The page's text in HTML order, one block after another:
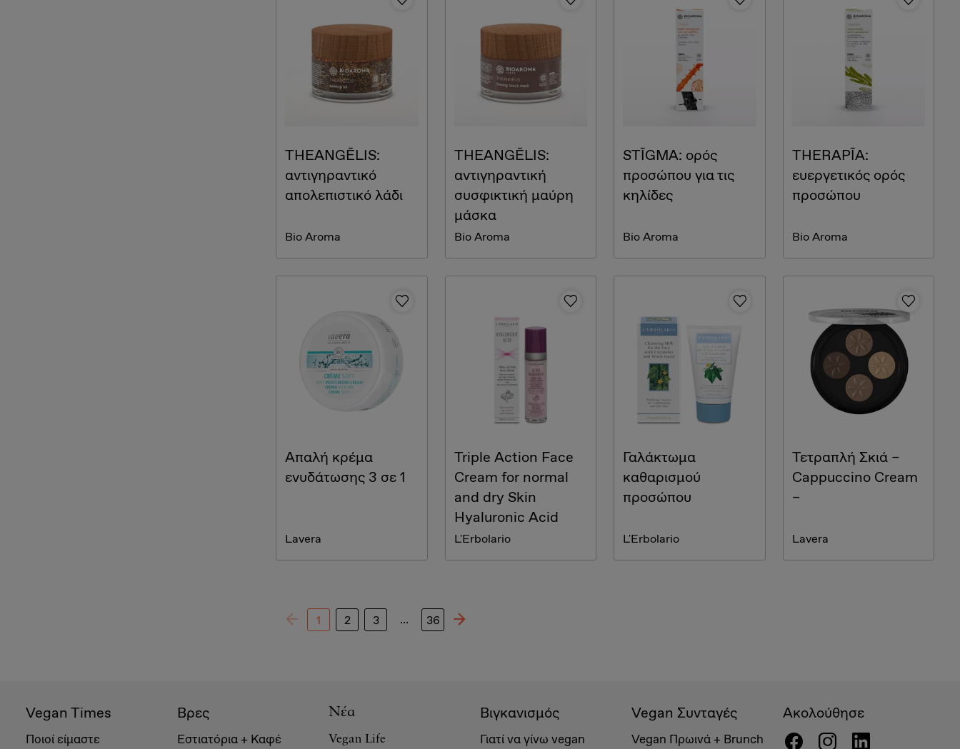
THEANGĒLIS:
αντιγηραντικό
απολεπιστικό λάδι
Bio Aroma
THEANGĒLIS:
αντιγηραντική
συσφικτική μαύρη
μάσκα
Bio Aroma
STĪGMA: oρός
προσώπου για τις
κηλίδες
Bio Aroma
THERAPĪA:
ευεργετικός ορός
προσώπου
Bio Aroma
Απαλή κρέμα
ενυδάτωσης 3 σε 1
Lavera
Triple Action Face
Cream for normal
and dry Skin
Hyaluronic Acid
L'Erbolario
Γαλάκτωμα
καθαρισμού
προσώπου
L'Erbolario
Τετραπλή Σκιά –
Cappuccino Cream
–
Lavera
1 2 3 … 36
Vegan Times
Ποιοί είμαστε
Βρες
Εστιατόρια + Καφέ
Νέα
Vegan Life
Βιγκανισμός
Γιατί να γίνω vegan
Vegan Συνταγές
Vegan Πρωινά + Brunch
Ακολούθησε